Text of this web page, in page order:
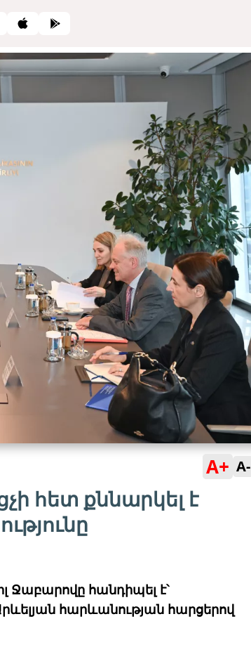
A+ A-
հետ քննարկել է
Ջաբարովը հանդիպել է՝
հարևանության հարցերով